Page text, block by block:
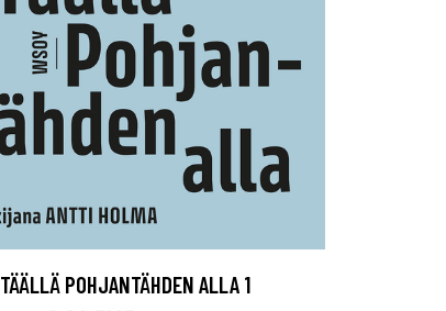
TÄÄLLÄ POHJANTÄHDEN ALLA 1